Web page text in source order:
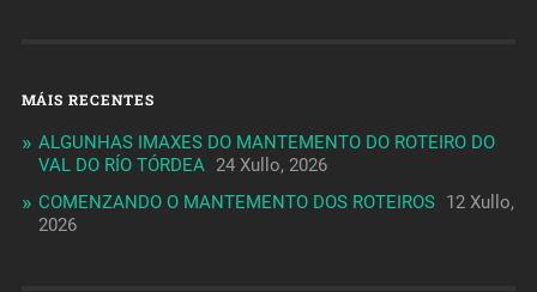
MÁIS RECENTES
ALGUNHAS IMAXES DO MANTEMENTO DO ROTEIRO DO
VAL DO RÍO TÓRDEA 24 Xullo, 2026
COMENZANDO O MANTEMENTO DOS ROTEIROS 12 Xullo,
2026